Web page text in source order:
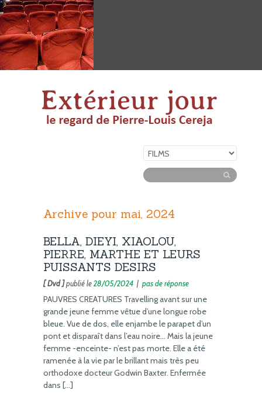
Archive pour mai, 2024
BELLA, DIEYI, XIAOLOU,
PIERRE, MARTHE ET LEURS
PUISSANTS DESIRS
[ Dvd ]publié le28/05/2024 | pas de réponse
PAUVRES CREATURES Travelling avant sur une
grande jeune femme vêtue d’une longue robe
bleue. Vue de dos, elle enjambe le parapet d’un
pont et disparaît dans l’eau noire… Mais la jeune
femme -enceinte- n’est pas morte. Elle a été
ramenée à la vie par le brillant mais très peu
orthodoxe docteur Godwin Baxter. Enfermée
dans […]